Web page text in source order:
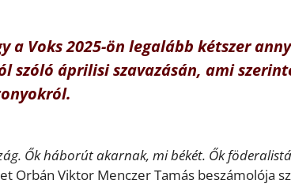
Voks 2025-ön legalább kétszer
szóló áprilisi szavazásán, ami
Ők háborút akarnak, mi békét. Ők
Orbán Viktor Menczer Tamás beszámolója